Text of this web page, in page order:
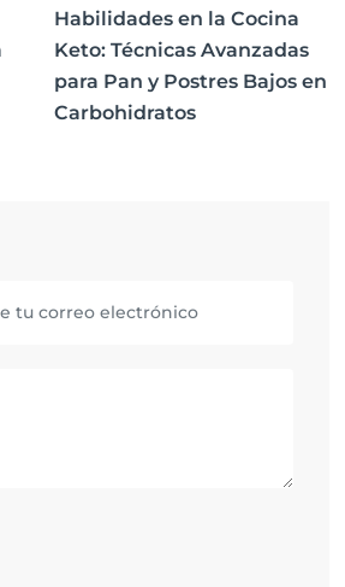
Habilidades en la Cocina
Keto: Técnicas Avanzadas
para Pan y Postres Bajos en
Carbohidratos